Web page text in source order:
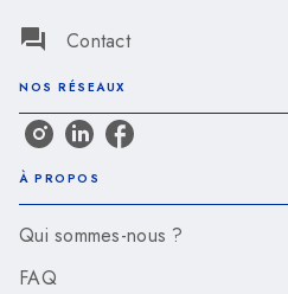
question_answer Contact
NOS RÉSEAUX
À PROPOS
Qui sommes-nous ?
FAQ